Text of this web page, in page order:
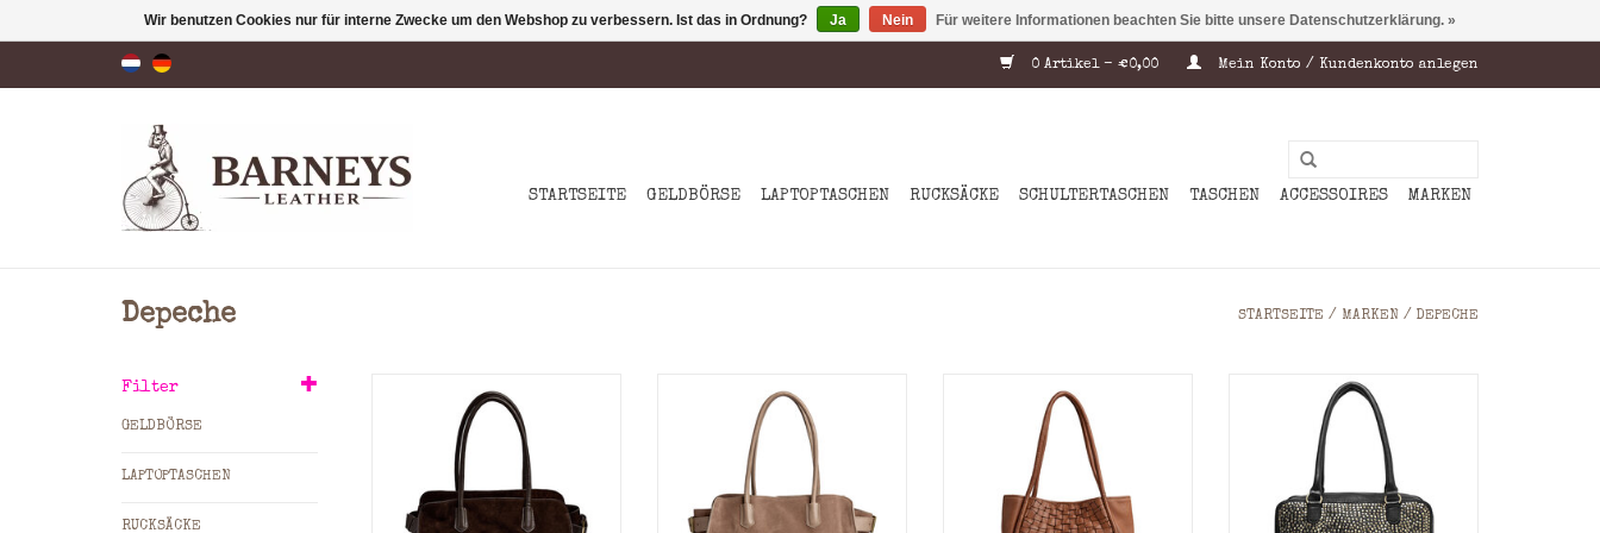
0 Artikel - €0,00 Mein Konto / Kundenkonto anlegen
STARTSEITE GELDBÖRSE LAPTOPTASCHEN RUCKSÄCKE SCHULTERTASCHEN TASCHEN ACCESSOIRES MARKEN
Depeche STARTSEITE / MARKEN / DEPECHE
Filter
GELDBÖRSE
LAPTOPTASCHEN
RUCKSÄCKE
besteht aus dem weichsten
Wildleder und strahlt
zurückhaltende Eleganz aus.
Das schlichte und raffinierte
Design macht ihn zu einer
Tasche, zu der Sie immer
besteht aus dem weichsten
Wildleder und strahlt
zurückhaltende Eleganz aus.
Das schlichte und raffinierte
Design macht ihn zu einer
Tasche, zu der Sie immer
exzellentes Handwerk mit
dezenter Luxus-Ausstrahlung.
Gefertigt aus 100% grob
handgewebtem Rindsleder,
strahlt die Tasche Charakter
und Tiefe aus. Das
Umhängetasche in einer
schönen und weichen
Lederqualität. Ein
besonderes Detail der Tasche
sind die vielen Nieten, die
für einen coolen und rohen
Look sorgen. Es wird oben mit
Wir benutzen Cookies nur für interne Zwecke um den Webshop zu verbessern. Ist das in Ordnung? Ja Nein Für weitere Informationen beachten Sie bitte unsere Datenschutzerklärung. »